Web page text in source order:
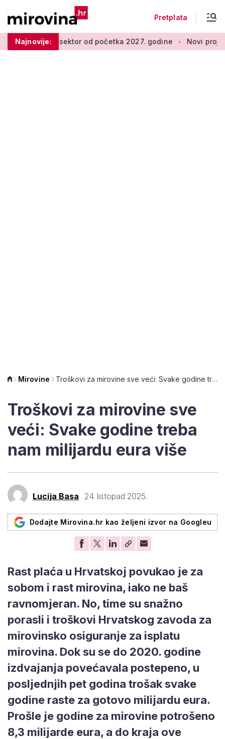
Pretplata
Najnovije:
početka 2027. godine Novi projekt za aktivne
Mirovine Troškovi za mirovine sve veći: Svake godine treba nam milijardu eura više
Troškovi za mirovine sve
veći: Svake godine treba
nam milijardu eura više
Lucija Basa 24. listopad 2025.
Dodajte Mirovina.hr kao željeni izvor na Googleu
Rast plaća u Hrvatskoj povukao je za
sobom i rast mirovina, iako ne baš
ravnomjeran. No, time su snažno
porasli i troškovi Hrvatskog zavoda za
mirovinsko osiguranje za isplatu
mirovina. Dok su se do 2020. godine
izdvajanja povećavala postepeno, u
posljednjih pet godina trošak svake
godine raste za gotovo milijardu eura.
Prošle je godine za mirovine potrošeno
8,3 milijarde eura, a do kraja ove